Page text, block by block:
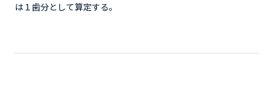
は１歯分として算定する。